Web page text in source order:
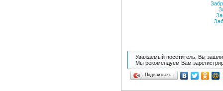
Уважаемый посетитель, Вы зашли
Мы рекомендуем Вам
Поделиться…